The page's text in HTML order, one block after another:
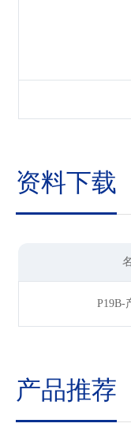
资料下载
P19B-
产品推荐